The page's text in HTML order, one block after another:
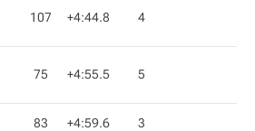
107 +4:44.8 4
75 +4:55.5 5
83 +4:59.6 3